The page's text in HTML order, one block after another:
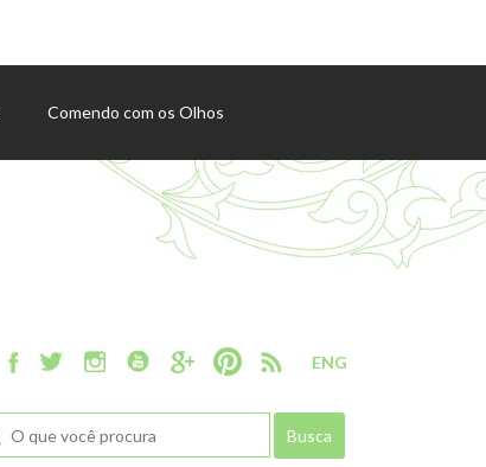
Comendo com os Olhos
ENG